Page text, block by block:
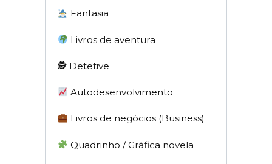
Fantasia
Livros de aventura
🕵 Detetive
Autodesenvolvimento
Livros de negócios (Business)
Quadrinho / Gráfica novela